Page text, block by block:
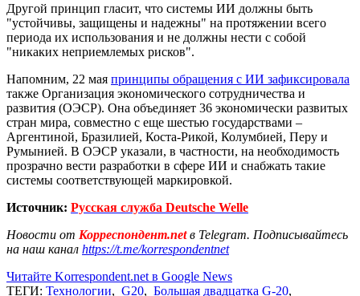
Другой принцип гласит, что системы ИИ должны быть
"устойчивы, защищены и надежны" на протяжении всего
периода их использования и не должны нести с собой
"никаких неприемлемых рисков".
Напомним, 22 мая принципы обращения с ИИ зафиксировала
также Организация экономического сотрудничества и
развития (ОЭСР). Она объединяет 36 экономически развитых
стран мира, совместно с еще шестью государствами –
Аргентиной, Бразилией, Коста-Рикой, Колумбией, Перу и
Румынией. В ОЭСР указали, в частности, на необходимость
прозрачно вести разработки в сфере ИИ и снабжать такие
системы соответствующей маркировкой.
Источник: Русская служба Deutsche Welle
Новости от Корреспондент.netв Telegram. Подписывайтесь
на наш канал https://t.me/korrespondentnet
Читайте Korrespondent.net в Google News
ТЕГИ: Технологии, G20, Большая двадцатка G-20,